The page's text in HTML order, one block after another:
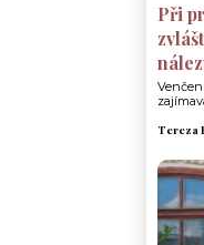
Při
Tereza